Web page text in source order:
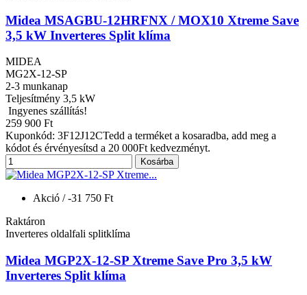
Midea MSAGBU-12HRFNX / MOX10 Xtreme Save
3,5 kW Inverteres Split klíma
MIDEA
MG2X-12-SP
2-3 munkanap
Teljesítmény 3,5 kW
Ingyenes szállítás!
259 900 Ft
Kuponkód: 3F12J12CTedd a terméket a kosaradba, add meg a
kódot és érvényesítsd a 20 000Ft kedvezményt.
Kosárba
Akció / -31 750 Ft
Raktáron
Inverteres oldalfali splitklíma
Midea MGP2X-12-SP Xtreme Save Pro 3,5 kW
Inverteres Split klíma